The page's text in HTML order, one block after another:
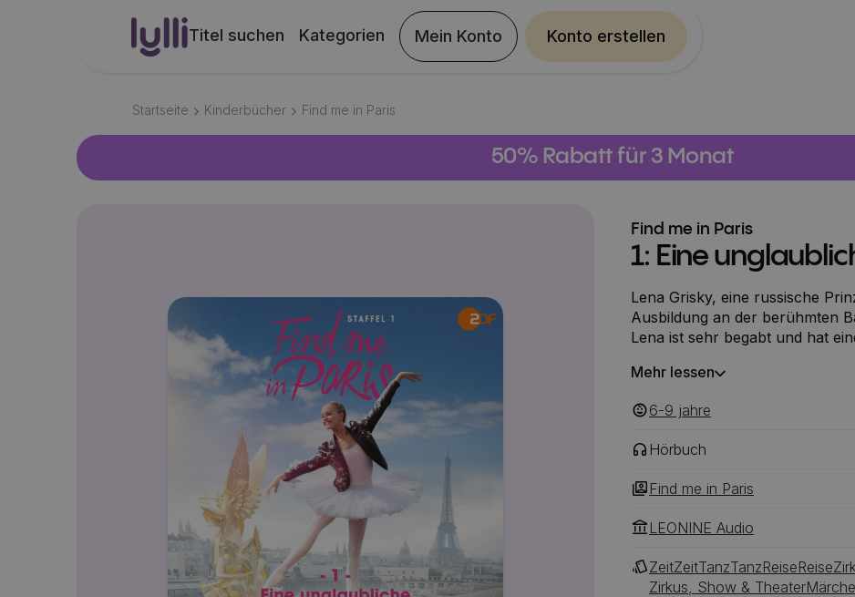
Titel suchen Kategorien Mein Konto Konto erstellen
Startseite Kinderbücher Find me in Paris
50% Rabatt für 3 Monat
Find me in Paris
1: Eine
Lena Grisky, eine russische
Ausbildung an der berühmten
Lena ist sehr begabt und hat
bekommt, wird sie aus dem
Mehr lessen
6-9 ‎‎ jahre
Hörbuch
Find me in Paris
LEONINE Audio
ZeitZeitTanzTanzReiseReise
Zirkus, Show & Theater